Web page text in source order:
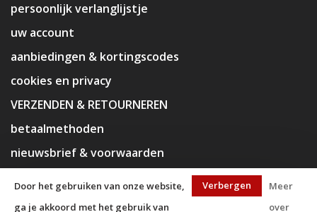
persoonlijk verlanglijstje
uw account
aanbiedingen & kortingscodes
cookies en privacy
VERZENDEN & RETOURNEREN
betaalmethoden
nieuwsbrief & voorwaarden
Door het gebruiken van onze website,
ga je akkoord met het gebruik van
Verbergen
Meer
over